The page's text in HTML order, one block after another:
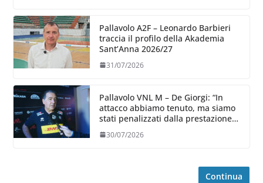
Pallavolo A2F – Leonardo Barbieri
traccia il profilo della Akademia
Sant’Anna 2026/27
31/07/2026
Pallavolo VNL M – De Giorgi: “In
attacco abbiamo tenuto, ma siamo
stati penalizzati dalla prestazione
30/07/2026
Continua